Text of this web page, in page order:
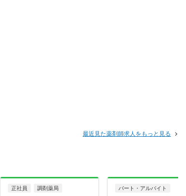
最近見た薬剤師求人をもっと見る
正社員 調剤薬局 パート・アルバイト